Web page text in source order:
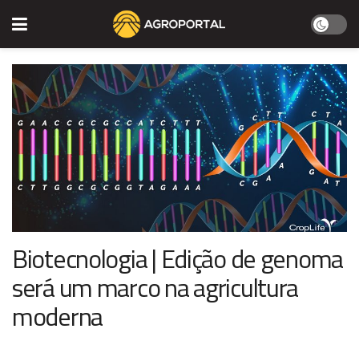
Biotecnologia | Edição de genoma
será um marco na agricultura
moderna